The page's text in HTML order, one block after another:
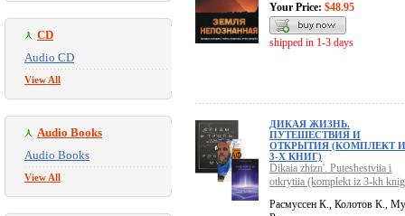
CD
Audio CD
View All
Audio Books
Audio Books
View All
Your Price: $48.95
shipped in 1-3 days
ДИКАЯ ЖИЗНЬ.
ПУТЕШЕСТВИЯ И
ОТКРЫТИЯ (КОМПЛЕКТ
3-Х КНИГ)
Dikaia zhizn'. Puteshestviia i
otkrytiia (komplekt iz 3-kh
Расмуссен К., Колотов К.,